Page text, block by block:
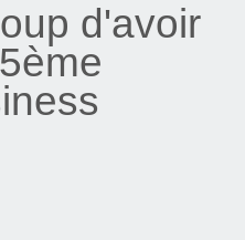
d'avoir